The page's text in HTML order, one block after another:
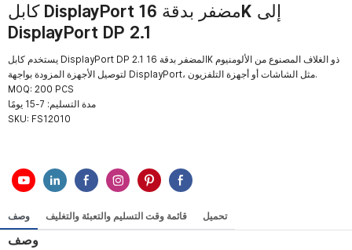
كابل DisplayPort مضفر بدقة 16K إلى
DisplayPort DP 2.1
يستخدم كابل DisplayPort DP 2.1 المضفر بدقة 16K ذو الغلاف المصنوع من الألومنيوم
لتوصيل الأجهزة المزودة بواجهة DisplayPort، مثل الشاشات أو أجهزة التلفزيون.
MOQ: 200 PCS
مدة التسليم: 7-15 يومًا
SKU: FS12010
وصف قائمة وقت التسليم والتعبئة والتغليف تحميل
وصف